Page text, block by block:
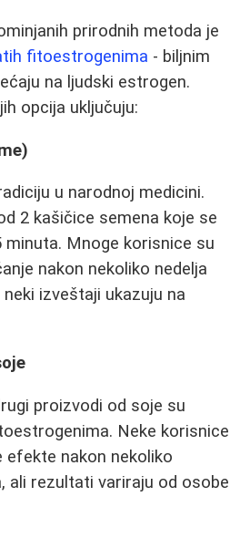
prirodnih metoda je
fitoestrogenima - biljnim
na ljudski estrogen.
opcija uključuju:
u narodnoj medicini.
2 kašičice semena koje se
minuta. Mnoge korisnice su
nakon nekoliko nedelja
izveštaji ukazuju na
proizvodi od soje su
Neke korisnice
nakon nekoliko
ali rezultati variraju od osobe